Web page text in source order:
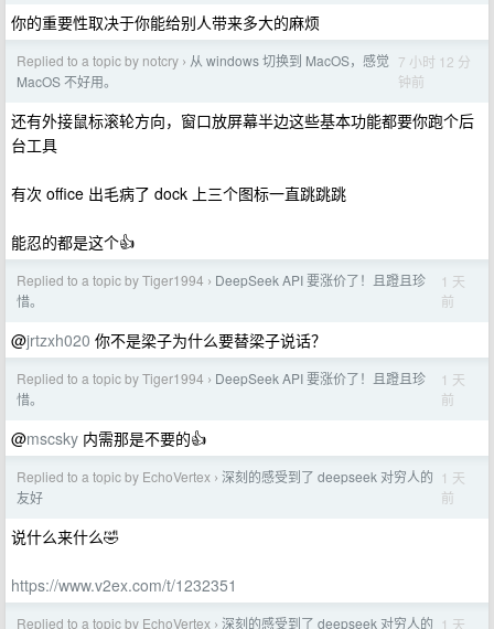
你的重要性取决于你能给别人带来多大的麻烦
Replied to a topic by notcry › 从 windows 切换到 MacOS，感觉
MacOS 不好用。
7 小时 12 分
钟前
还有外接鼠标滚轮方向，窗口放屏幕半边这些基本功能都要你跑个后
台工具
有次 office 出毛病了 dock 上三个图标一直跳跳跳
能忍的都是这个👍
Replied to a topic by Tiger1994 › DeepSeek API 要涨价了！且蹬且珍
惜。
1 天
前
@jrtzxh020 你不是梁子为什么要替梁子说话？
Replied to a topic by Tiger1994 › DeepSeek API 要涨价了！且蹬且珍
惜。
1 天
前
@mscsky 内需那是不要的👍
Replied to a topic by EchoVertex › 深刻的感受到了 deepseek 对穷人的
友好
1 天
前
说什么来什么🤣
https://www.v2ex.com/t/1232351
Replied to a topic by EchoVertex › 深刻的感受到了 deepseek 对穷人的 1 天